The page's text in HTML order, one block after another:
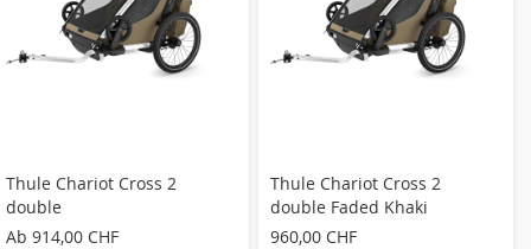
Thule Chariot Cross 2
double
Ab 914,00 CHF
Thule Chariot Cross 2
double Faded Khaki
960,00 CHF